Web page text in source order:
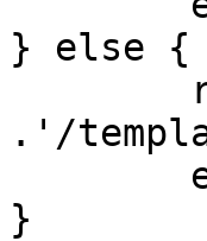
} else {
.'/
}